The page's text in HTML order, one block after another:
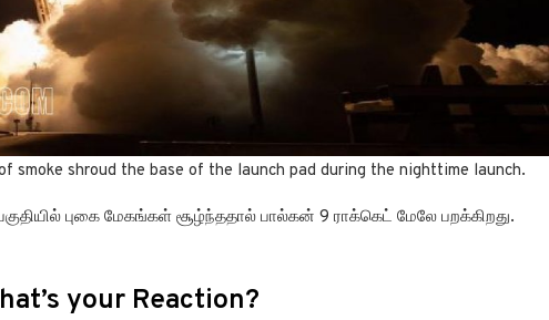
smoke shroud the base of the launch pad during the nighttime launch.
புகை மேகங்கள் சூழ்ந்ததால் பால்கன் 9 ராக்கெட் மேலே பறக்கிறது.
your Reaction?